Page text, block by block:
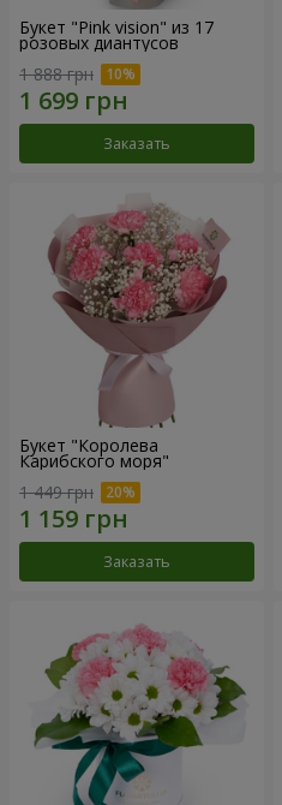
Букет "Pink vision" из 17
розовых диантусов
1 888 грн
Заказать
Букет "Королева
Карибского моря"
1 449 грн
Заказать